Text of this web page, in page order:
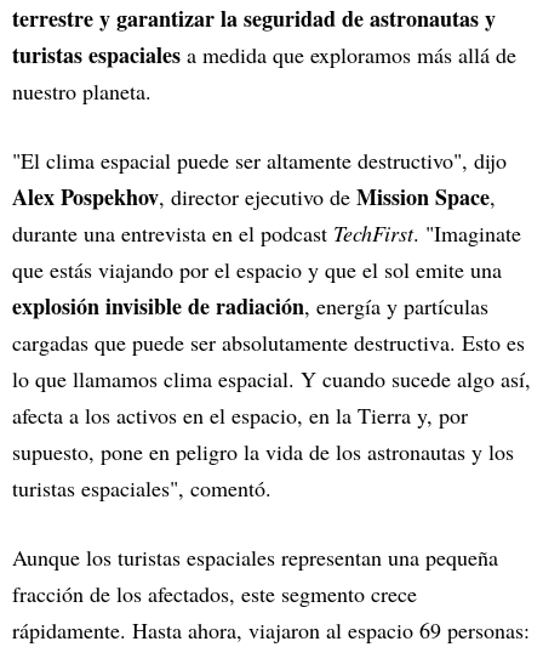
terrestre y garantizar la seguridad de astronautas y
turistas espaciales a medida que exploramos más allá de
nuestro planeta.
"El clima espacial puede ser altamente destructivo", dijo
Alex Pospekhov, director ejecutivo de Mission Space,
durante una entrevista en el podcast TechFirst. "Imaginate
que estás viajando por el espacio y que el sol emite una
explosión invisible de radiación, energía y partículas
cargadas que puede ser absolutamente destructiva. Esto es
lo que llamamos clima espacial. Y cuando sucede algo así,
afecta a los activos en el espacio, en la Tierra y, por
supuesto, pone en peligro la vida de los astronautas y los
turistas espaciales", comentó.
Aunque los turistas espaciales representan una pequeña
fracción de los afectados, este segmento crece
rápidamente. Hasta ahora, viajaron al espacio 69 personas: